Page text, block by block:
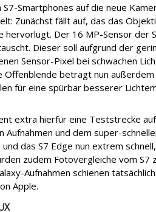
Smartphones auf die neue
Zunächst fällt auf, das das
hervorlugt. Der 16 MP-Sensor der
Dieser soll aufgrund der
Sensor-Pixel bei schwachen
Offenblende beträgt nun
für eine spürbar besserer
extra hierfür eine Teststrecke
und dem super-
das S7 Edge nun extrem
zudem Fotovergleiche vom S7
Aufnahmen schienen
Apple.